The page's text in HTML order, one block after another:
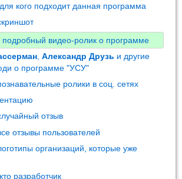
кого подходит данная программа
подробный видео-ролик о программе
,Александр Друзь и другие
о программе "УСУ"
ролики в соц. сетях
отзыв
отзывы пользователей
организаций, которые уже
разработчик